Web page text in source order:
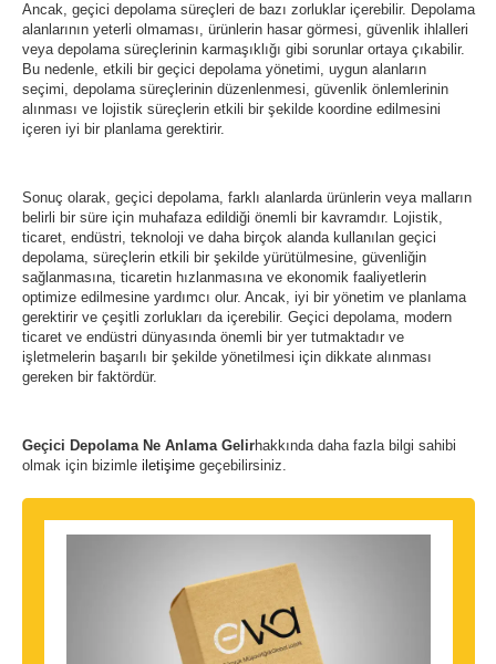
Ancak, geçici depolama süreçleri de bazı zorluklar içerebilir. Depolama
alanlarının yeterli olmaması, ürünlerin hasar görmesi, güvenlik ihlalleri
veya depolama süreçlerinin karmaşıklığı gibi sorunlar ortaya çıkabilir.
Bu nedenle, etkili bir geçici depolama yönetimi, uygun alanların
seçimi, depolama süreçlerinin düzenlenmesi, güvenlik önlemlerinin
alınması ve lojistik süreçlerin etkili bir şekilde koordine edilmesini
içeren iyi bir planlama gerektirir.
Sonuç olarak, geçici depolama, farklı alanlarda ürünlerin veya malların
belirli bir süre için muhafaza edildiği önemli bir kavramdır. Lojistik,
ticaret, endüstri, teknoloji ve daha birçok alanda kullanılan geçici
depolama, süreçlerin etkili bir şekilde yürütülmesine, güvenliğin
sağlanmasına, ticaretin hızlanmasına ve ekonomik faaliyetlerin
optimize edilmesine yardımcı olur. Ancak, iyi bir yönetim ve planlama
gerektirir ve çeşitli zorlukları da içerebilir. Geçici depolama, modern
ticaret ve endüstri dünyasında önemli bir yer tutmaktadır ve
işletmelerin başarılı bir şekilde yönetilmesi için dikkate alınması
gereken bir faktördür.
Geçici Depolama Ne Anlama Gelirhakkında daha fazla bilgi sahibi
olmak için bizimle iletişimegeçebilirsiniz.